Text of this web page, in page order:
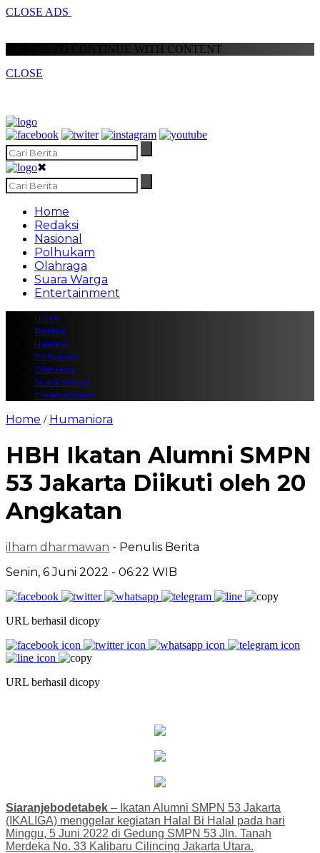
CLOSE ADS
SCROLL TO CONTINUE WITH CONTENT
CLOSE
✖
Home
Redaksi
Nasional
Polhukam
Olahraga
Suara Warga
Entertainment
Home
Redaksi
Nasional
Polhukam
Olahraga
Suara Warga
Entertainment
Home / Humaniora
HBH Ikatan Alumni SMPN
53 Jakarta Diikuti oleh 20
Angkatan
ilham dharmawan - Penulis Berita
Senin, 6 Juni 2022 - 06:22 WIB
URL berhasil dicopy
URL berhasil dicopy
Siaranjebodetabek – Ikatan Alumni SMPN 53 Jakarta
(IKALIGA) menggelar kegiatan Halal Bi Halal pada hari
Minggu, 5 Juni 2022 di Gedung SMPN 53 Jln. Tanah
Merdeka No. 33 Kalibaru Cilincing Jakarta Utara.